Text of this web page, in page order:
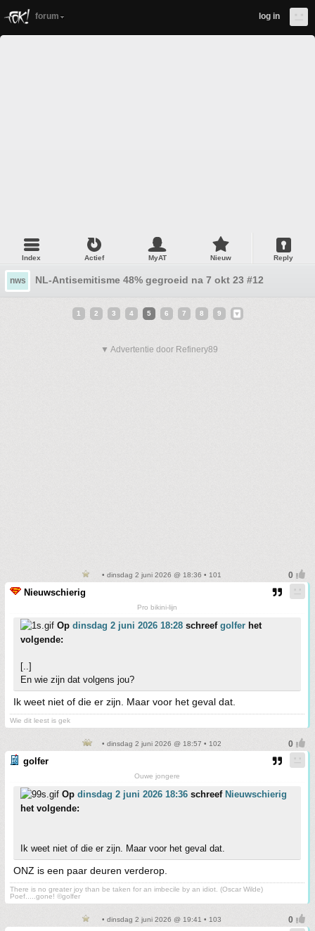
forum log in
Index Actief MyAT Nieuw Reply
nws NL-Antisemitisme 48% gegroeid na 7 okt 23 #12
1 2 3 4 5 6 7 8 9
▼ Advertentie door Refinery89
• dinsdag 2 juni 2026 @ 18:36 • 101
Nieuwschierig
Pro bikini-lijn
Op dinsdag 2 juni 2026 18:28 schreef golfer het
volgende:
[..]
En wie zijn dat volgens jou?
Ik weet niet of die er zijn. Maar voor het geval dat.
Wie dit leest is gek
• dinsdag 2 juni 2026 @ 18:57 • 102
golfer
Ouwe jongere
Op dinsdag 2 juni 2026 18:36 schreef Nieuwschierig
het volgende:
Ik weet niet of die er zijn. Maar voor het geval dat.
ONZ is een paar deuren verderop.
There is no greater joy than be taken for an imbecile by an idiot. (Oscar Wilde)
Poef.....gone! ©golfer
• dinsdag 2 juni 2026 @ 19:41 • 103